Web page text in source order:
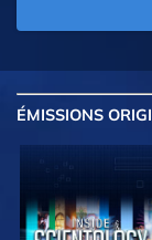
ÉMISSIONS